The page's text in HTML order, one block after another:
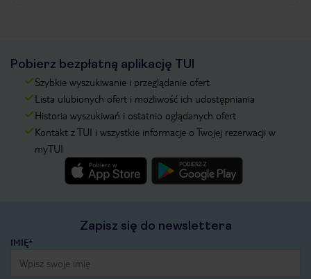
Pobierz bezpłatną aplikację TUI
Szybkie wyszukiwanie i przeglądanie ofert
Lista ulubionych ofert i możliwość ich udostępniania
Historia wyszukiwań i ostatnio oglądanych ofert
Kontakt z TUI i wszystkie informacje o Twojej rezerwacji w
myTUI
Zapisz się do newslettera
IMIĘ*